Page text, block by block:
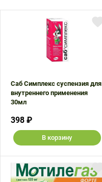
Саб Симплекс суспензия для
внутреннего применения
30мл
398 ₽
В корзину